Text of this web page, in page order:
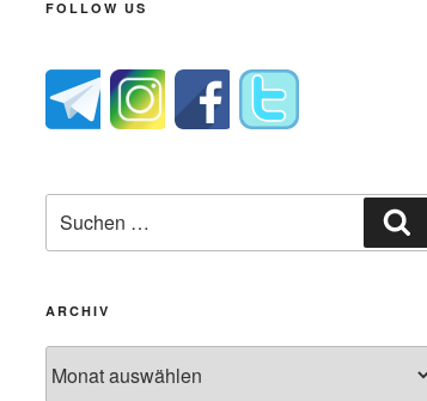
FOLLOW US
nach:
ARCHIV